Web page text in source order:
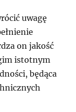
uwagę
on jakość
istotnym
będąca